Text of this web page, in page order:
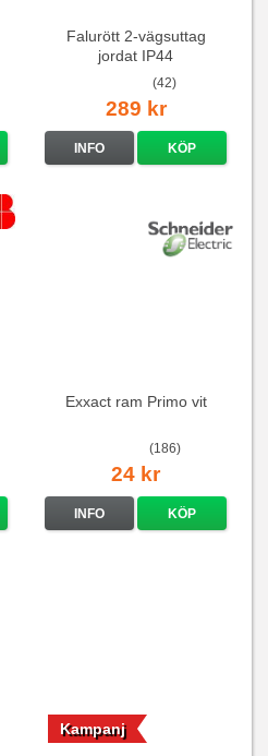
Falurött 2-vägsuttag
jordat IP44
(42)
289 kr
INFO KÖP
Exxact ram Primo vit
(186)
24 kr
INFO KÖP
Kampanj